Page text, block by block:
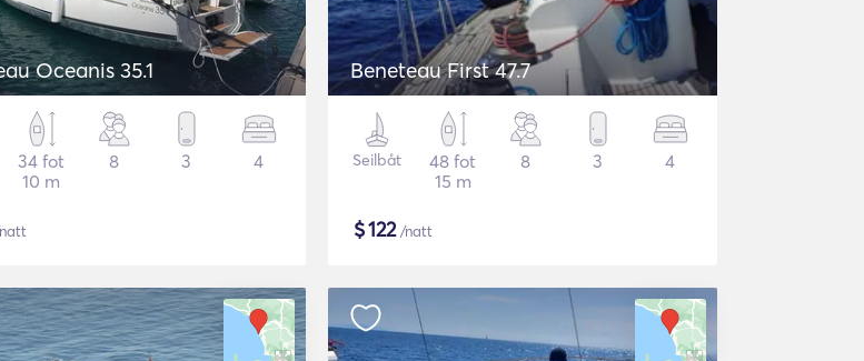
Oceanis 35.1
34 fot
10 m
8 3 4
Beneteau First 47.7
Seilbåt
48 fot
15 m
8 3 4
$122/natt